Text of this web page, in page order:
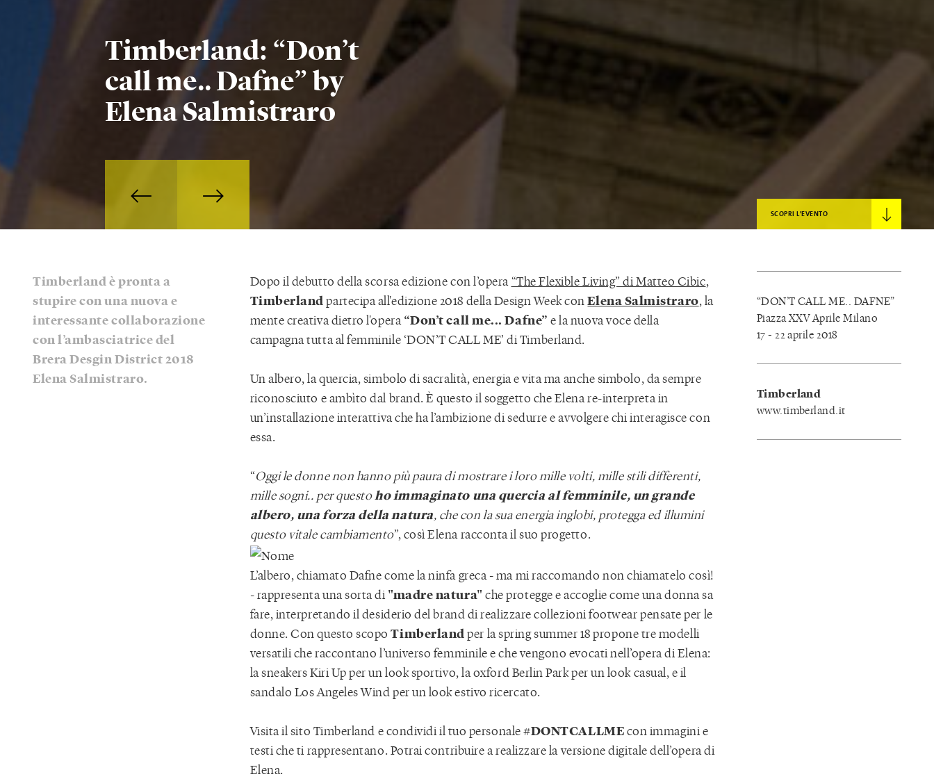
Timberland: “Don’t
call me.. Dafne” by
Elena Salmistraro
SCOPRI L'EVENTO
Timberland è pronta a
stupire con una nuova e
interessante collaborazione
con l’ambasciatrice del
Brera Desgin District 2018
Elena Salmistraro.
Dopo il debutto della scorsa edizione con l’opera“The Flexible Living” di Matteo Cibic,
Timberlandpartecipa all'edizione 2018 della Design Week conElena Salmistraro, la
mente creativa dietro l'opera“Don’t call me... Dafne” e la nuova voce della
campagna tutta al femminile ‘DON’T CALL ME’ di Timberland.
Un albero, la quercia, simbolo di sacralità, energia e vita ma anche simbolo, da sempre
riconosciuto e ambìto dal brand. È questo il soggetto che Elena re-interpreta in
un’installazione interattiva che ha l’ambizione di sedurre e avvolgere chi interagisce con
essa.
“Oggi le donne non hanno più paura di mostrare i loro mille volti, mille stili differenti,
mille sogni.. per questoho immaginato una quercia al femminile, un grande
albero, una forza della natura, che con la sua energia inglobi, protegga ed illumini
questo vitale cambiamento”, così Elena racconta il suo progetto.
L’albero, chiamato Dafne come la ninfa greca - ma mi raccomando non chiamatelo così!
- rappresenta una sorta di"madre natura" che protegge e accoglie come una donna sa
fare, interpretando il desiderio del brand di realizzare collezioni footwear pensate per le
donne. Con questo scopoTimberland per la spring summer 18 propone tre modelli
versatili che raccontano l’universo femminile e che vengono evocati nell’opera di Elena:
la sneakers Kiri Up per un look sportivo, la oxford Berlin Park per un look casual, e il
sandalo Los Angeles Wind per un look estivo ricercato.
Visita il sito Timberland e condividi il tuo personale#DONTCALLMEcon immagini e
testi che ti rappresentano. Potrai contribuire a realizzare la versione digitale dell’opera di
Elena.
“DON’T CALL ME.. DAFNE”
Piazza XXV Aprile Milano
17 - 22 aprile 2018
Timberland
www.timberland.it